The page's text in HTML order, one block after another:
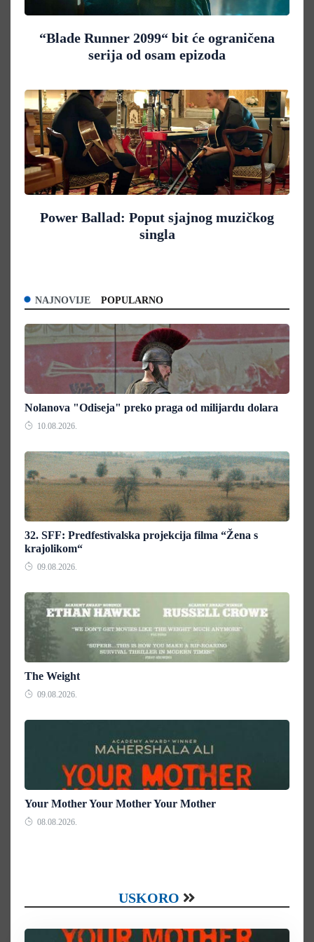
“Blade Runner 2099“ bit će ograničena
serija od osam epizoda
Power Ballad: Poput sjajnog muzičkog
singla
NAJNOVIJE POPULARNO
Nolanova "Odiseja" preko praga od milijardu dolara
10.08.2026.
32. SFF: Predfestivalska projekcija filma “Žena s
krajolikom“
09.08.2026.
The Weight
09.08.2026.
Your Mother Your Mother Your Mother
08.08.2026.
USKORO